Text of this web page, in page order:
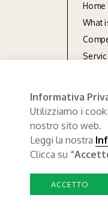
Home
What
Informativa
Utilizziamo i
nostro sito web.
Leggi la nostra
Clicca su
ACCETTO